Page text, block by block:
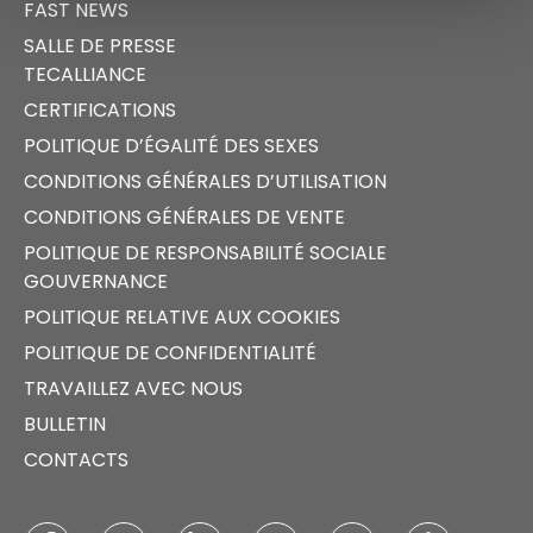
FAST NEWS
SALLE DE PRESSE
TECALLIANCE
CERTIFICATIONS
POLITIQUE D’ÉGALITÉ DES SEXES
CONDITIONS GÉNÉRALES D’UTILISATION
CONDITIONS GÉNÉRALES DE VENTE
POLITIQUE DE RESPONSABILITÉ SOCIALE
GOUVERNANCE
POLITIQUE RELATIVE AUX COOKIES
POLITIQUE DE CONFIDENTIALITÉ
TRAVAILLEZ AVEC NOUS
BULLETIN
CONTACTS